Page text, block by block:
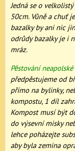
Jedná se o
50cm. Vůně a chuť
bazalky by ani nic
odrůdy bazalky je i
mráz.
Pěstování
předpěstujeme od
přímo na bylinky,
kompostu, 1 díl
Kompost musí být
do výsevní misky
lehce poházejte
aby byla zemina